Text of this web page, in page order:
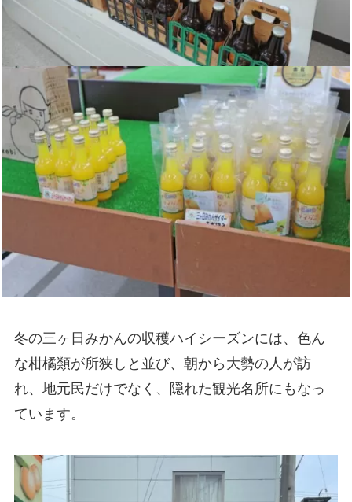
冬の三ヶ日みかんの収穫ハイシーズンには、色ん
な柑橘類が所狭しと並び、朝から大勢の人が訪
れ、地元民だけでなく、隠れた観光名所にもなっ
ています。